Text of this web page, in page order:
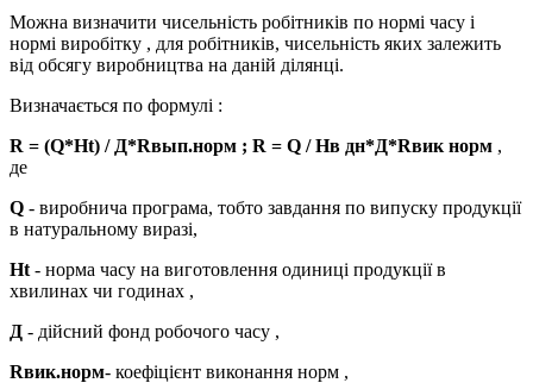
Можна визначити чисельність робітників по нормі часу і
нормі виробітку , для робітників, чисельність яких залежить
від обсягу виробництва на даній ділянці.
Визначається по формулі :
R = (Q*Ht) / Д*Rвып.норм ; R = Q / Нв дн*Д*Rвик норм ,
де
Q - виробнича програма, тобто завдання по випуску продукції
в натуральному виразі,
Ht - норма часу на виготовлення одиниці продукції в
хвилинах чи годинах ,
Д - дійсний фонд робочого часу ,
Rвик.норм- коефіцієнт виконання норм ,